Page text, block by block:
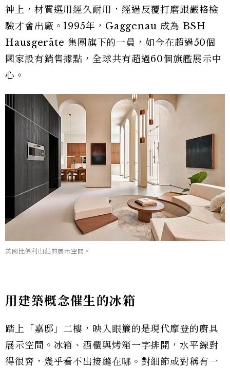
神上，材質選用經久耐用，經過反覆打磨跟嚴格檢
驗才會出廠。1995年，Gaggenau 成為 BSH
Hausgeräte 集團旗下的一員，如今在超過50個
國家設有銷售據點，全球共有超過60個旗艦展示中
心。
美國比佛利山莊的展示空間。
用建築概念催生的冰箱
踏上「嘉邸」二樓，映入眼簾的是現代摩登的廚具
展示空間。冰箱、酒櫃與烤箱一字排開，水平線對
得很齊，幾乎看不出接縫在哪。對細節或對稱有一